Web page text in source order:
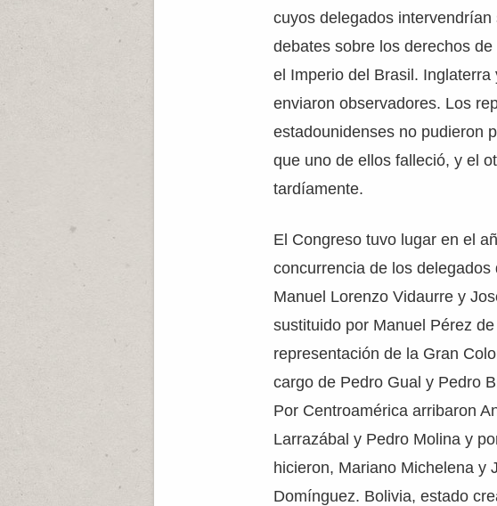
cuyos delegados intervendrían
debates sobre los derechos
el Imperio del Brasil. Inglaterra
enviaron observadores. Los
estadounidenses no pudieron
que uno de ellos falleció, y el
tardíamente.
El Congreso tuvo lugar en el
concurrencia de los delegados
Manuel Lorenzo Vidaurre y
sustituido por Manuel Pérez
representación de la Gran
cargo de Pedro Gual y Pedro
Por Centroamérica arribaron
Larrazábal y Pedro Molina y
hicieron, Mariano Michelena y
Domínguez. Bolivia, estado